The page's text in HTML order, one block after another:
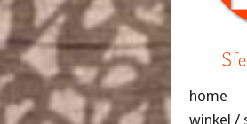
home
winkel /